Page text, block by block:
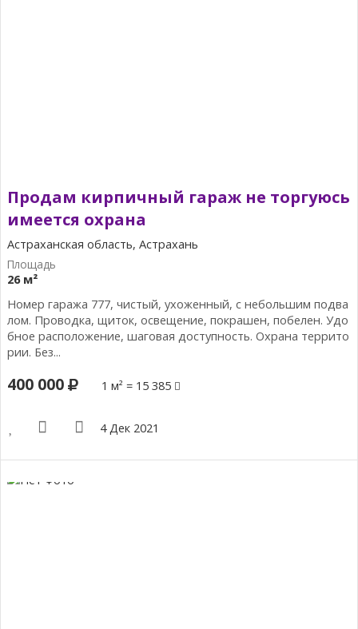
Продам кирпичный гараж не торгуюсь
имеется охрана
Астраханская область, Астрахань
26 м²
Номер гаража 777, чистый, ухоженный, с небольшим подва
лом. Проводка, щиток, освещение, покрашен, побелен. Удо
бное расположение, шаговая доступность. Охрана террито
рии. Без...
400 000 1 м² = 15 385
4 Дек 2021